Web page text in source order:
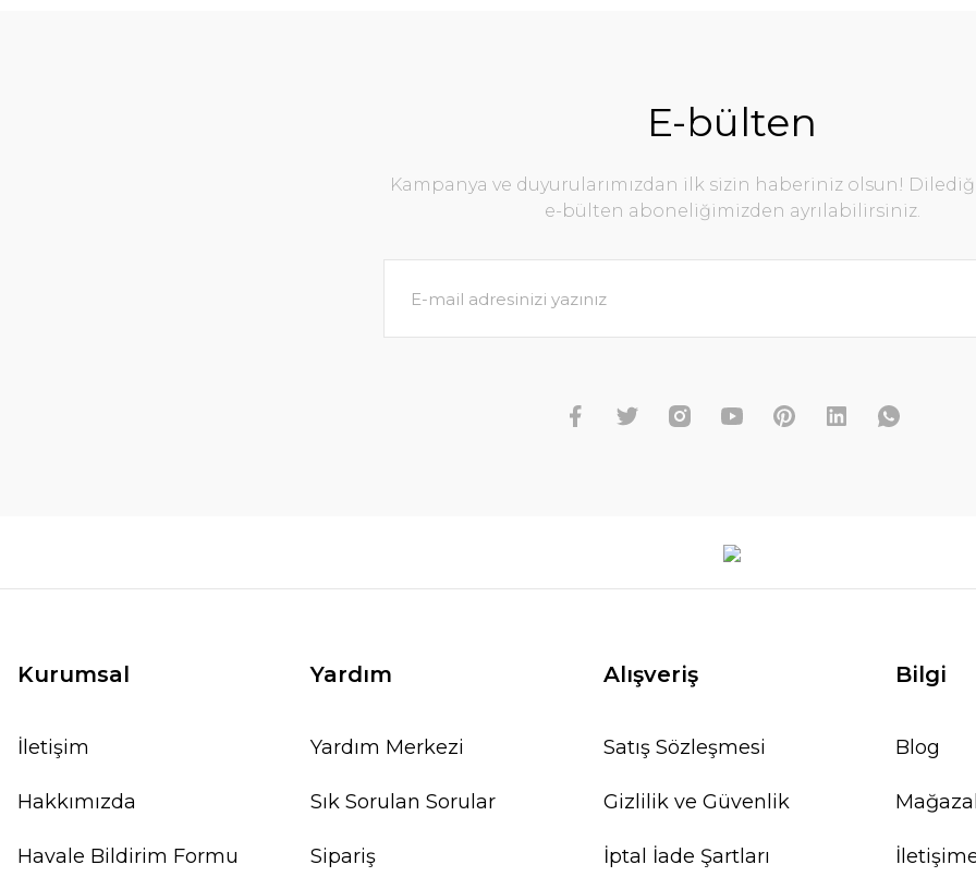
E-bülten
Kampanya ve duyurularımızdan ilk sizin haberiniz olsun!
e-bülten aboneliğimizden ayrılabilirsiniz.
Kurumsal
İletişim
Hakkımızda
Havale Bildirim Formu
Yardım
Yardım Merkezi
Sık Sorulan Sorular
Sipariş
Alışveriş
Satış Sözleşmesi
Gizlilik ve Güvenlik
İptal İade Şartları
Bilgi
Blog